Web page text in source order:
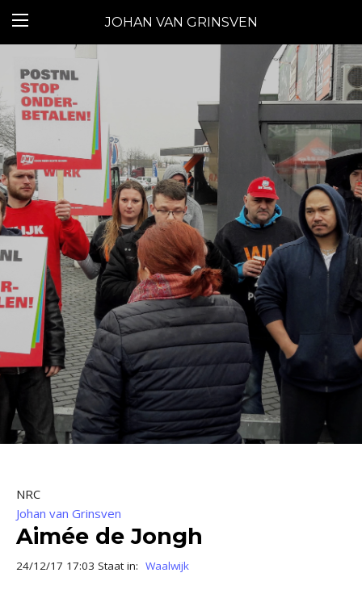
JOHAN VAN GRINSVEN
NRC
Johan van Grinsven
Aimée de Jongh
24/12/17 17:03 Staat in: Waalwijk